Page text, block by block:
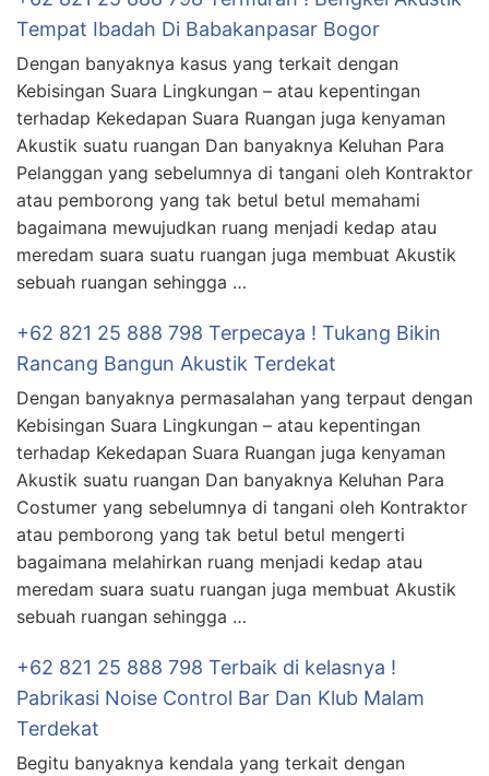
Tempat Ibadah Di Babakanpasar Bogor
Dengan banyaknya kasus yang terkait dengan
Kebisingan Suara Lingkungan – atau kepentingan
terhadap Kekedapan Suara Ruangan juga kenyaman
Akustik suatu ruangan Dan banyaknya Keluhan Para
Pelanggan yang sebelumnya di tangani oleh Kontraktor
atau pemborong yang tak betul betul memahami
bagaimana mewujudkan ruang menjadi kedap atau
meredam suara suatu ruangan juga membuat Akustik
sebuah ruangan sehingga …
+62 821 25 888 798 Terpecaya ! Tukang Bikin
Rancang Bangun Akustik Terdekat
Dengan banyaknya permasalahan yang terpaut dengan
Kebisingan Suara Lingkungan – atau kepentingan
terhadap Kekedapan Suara Ruangan juga kenyaman
Akustik suatu ruangan Dan banyaknya Keluhan Para
Costumer yang sebelumnya di tangani oleh Kontraktor
atau pemborong yang tak betul betul mengerti
bagaimana melahirkan ruang menjadi kedap atau
meredam suara suatu ruangan juga membuat Akustik
sebuah ruangan sehingga …
+62 821 25 888 798 Terbaik di kelasnya !
Pabrikasi Noise Control Bar Dan Klub Malam
Terdekat
Begitu banyaknya kendala yang terkait dengan